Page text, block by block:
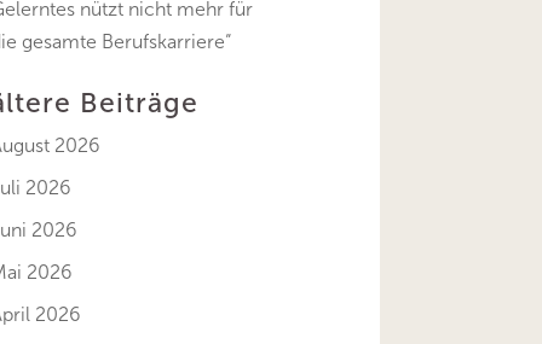
nützt nicht mehr für
gesamte Berufskarriere“
Beiträge
2026
2026
2026
2026
2026